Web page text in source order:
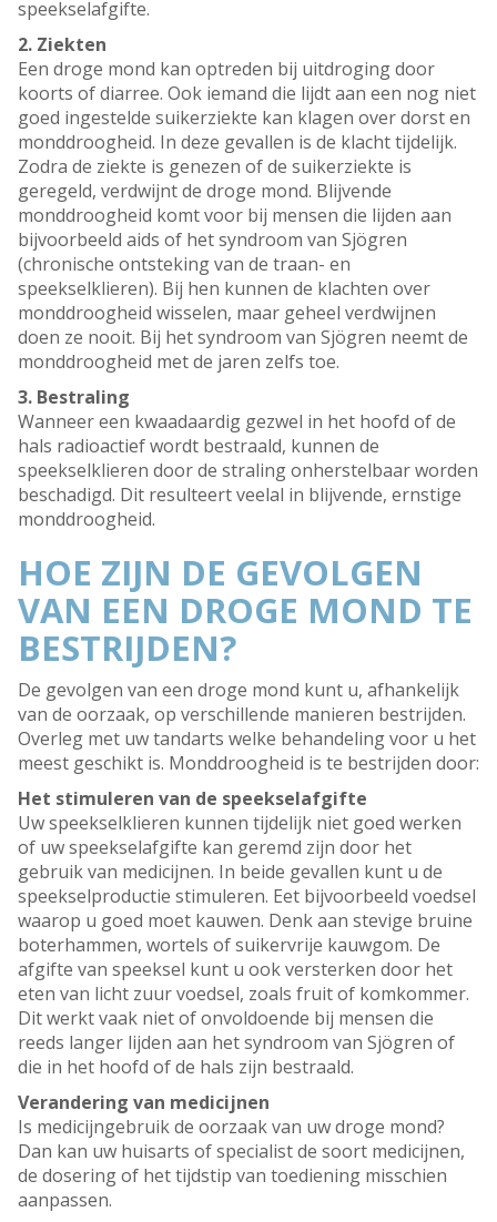
speekselafgifte.
2. Ziekten
Een droge mond kan optreden bij uitdroging door
koorts of diarree. Ook iemand die lijdt aan een nog niet
goed ingestelde suikerziekte kan klagen over dorst en
monddroogheid. In deze gevallen is de klacht tijdelijk.
Zodra de ziekte is genezen of de suikerziekte is
geregeld, verdwijnt de droge mond. Blijvende
monddroogheid komt voor bij mensen die lijden aan
bijvoorbeeld aids of het syndroom van Sjögren
(chronische ontsteking van de traan- en
speekselklieren). Bij hen kunnen de klachten over
monddroogheid wisselen, maar geheel verdwijnen
doen ze nooit. Bij het syndroom van Sjögren neemt de
monddroogheid met de jaren zelfs toe.
3. Bestraling
Wanneer een kwaadaardig gezwel in het hoofd of de
hals radioactief wordt bestraald, kunnen de
speekselklieren door de straling onherstelbaar worden
beschadigd. Dit resulteert veelal in blijvende, ernstige
monddroogheid.
HOE ZIJN DE GEVOLGEN
VAN EEN DROGE MOND TE
BESTRIJDEN?
De gevolgen van een droge mond kunt u, afhankelijk
van de oorzaak, op verschillende manieren bestrijden.
Overleg met uw tandarts welke behandeling voor u het
meest geschikt is. Monddroogheid is te bestrijden door:
Het stimuleren van de speekselafgifte
Uw speekselklieren kunnen tijdelijk niet goed werken
of uw speekselafgifte kan geremd zijn door het
gebruik van medicijnen. In beide gevallen kunt u de
speekselproductie stimuleren. Eet bijvoorbeeld voedsel
waarop u goed moet kauwen. Denk aan stevige bruine
boterhammen, wortels of suikervrije kauwgom. De
afgifte van speeksel kunt u ook versterken door het
eten van licht zuur voedsel, zoals fruit of komkommer.
Dit werkt vaak niet of onvoldoende bij mensen die
reeds langer lijden aan het syndroom van Sjögren of
die in het hoofd of de hals zijn bestraald.
Verandering van medicijnen
Is medicijngebruik de oorzaak van uw droge mond?
Dan kan uw huisarts of specialist de soort medicijnen,
de dosering of het tijdstip van toediening misschien
aanpassen.